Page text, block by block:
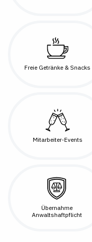
Freie Getränke & Snacks
Mitarbeiter-Events
Übernahme
Anwaltshaftpflicht